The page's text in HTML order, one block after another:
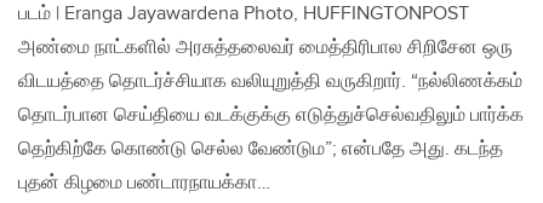
படம் | Eranga Jayawardena Photo, HUFFINGTONPOST
அண்மை நாட்களில் அரசுத்தலைவர் மைத்திரிபால சிறிசேன ஒரு
விடயத்தை தொடர்ச்சியாக வலியுறுத்தி வருகிறார். “நல்லிணக்கம்
தொடர்பான செய்தியை வடக்குக்கு எடுத்துச்செல்வதிலும் பார்க்க
தெற்கிற்கே கொண்டு செல்ல வேண்டும”; என்பதே அது. கடந்த
புதன் கிழமை பண்டாரநாயக்கா…